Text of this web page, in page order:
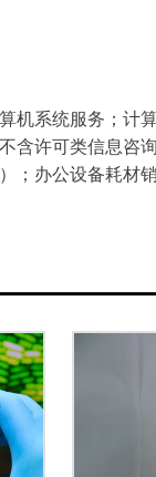
系统服务；计
含许可类信息咨
；办公设备耗材